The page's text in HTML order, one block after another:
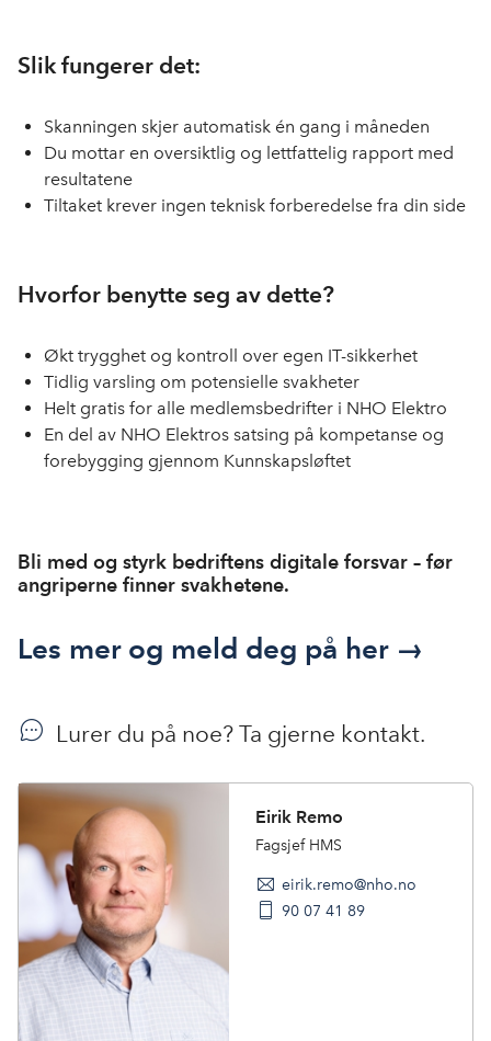
Slik fungerer det:
Skanningen skjer automatisk én gang i måneden
Du mottar en oversiktlig og lettfattelig rapport med
resultatene
Tiltaket krever ingen teknisk forberedelse fra din side
Hvorfor benytte seg av dette?
Økt trygghet og kontroll over egen IT-sikkerhet
Tidlig varsling om potensielle svakheter
Helt gratis for alle medlemsbedrifter i NHO Elektro
En del av NHO Elektros satsing på kompetanse og
forebygging gjennom Kunnskapsløftet
Bli med og styrk bedriftens digitale forsvar – før
angriperne finner svakhetene.
Les mer og meld deg på her →
Lurer du på noe? Ta gjerne kontakt.
Eirik Remo
Fagsjef HMS
eirik.remo@nho.no
90 07 41 89